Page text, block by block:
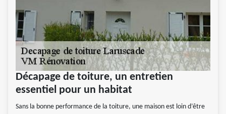
Décapage de toiture, un entretien
essentiel pour un habitat
Sans la bonne performance de la toiture, une maison est loin d’être